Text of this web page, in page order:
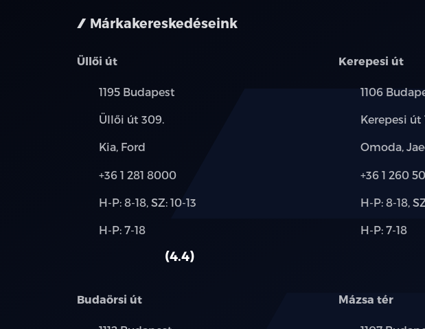
Márkakereskedéseink
Üllői út
Település:
1195 Budapest
Cím:
Üllői út 309.
Márkák:
Kia, Ford
Telefon:
+36 1 281 8000
Új-
használt
H-P: 8-18, SZ: 10-13
Alkatrész,
H-P: 7-18
4.4
Kerepesi út
Település:
1106
Cím:
Kerepesi út
Márkák:
Omoda,
Telefon:
+36 1 260
Új-
használt
H-P: 8-18,
Alkatrész,
H-P: 7-18
Budaörsi út Mázsa tér